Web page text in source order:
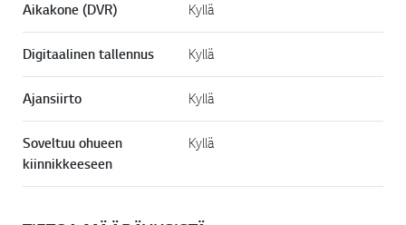
Aikakone (DVR) Kyllä
Digitaalinen tallennus Kyllä
Ajansiirto Kyllä
Soveltuu ohueen
kiinnikkeeseen
Kyllä